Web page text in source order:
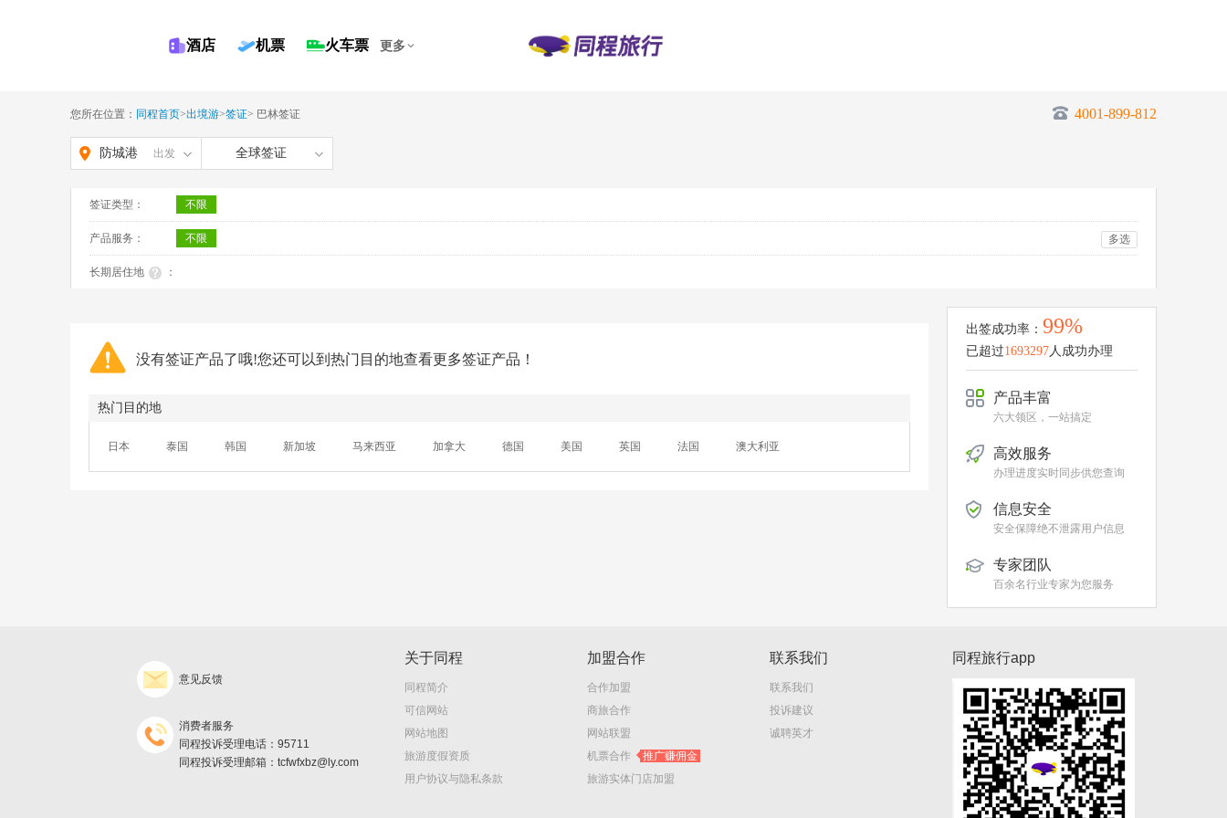
酒店 机票 火车票 更多
您所在位置： 同程首页>出境游>签证> 巴林签证 4001-899-812
防城港 出发 全球签证
签证类型： 不限
产品服务： 不限 多选
长期居住地 ：
没有签证产品了哦!您还可以到热门目的地查看更多签证产品！
热门目的地
日本 泰国 韩国 新加坡 马来西亚 加拿大 德国 美国 英国 法国 澳大利亚
出签成功率： 99%
已超过1693297人成功办理
产品丰富
六大领区，一站搞定
高效服务
办理进度实时同步供您查询
信息安全
安全保障绝不泄露用户信息
专家团队
百余名行业专家为您服务
意见反馈
消费者服务
同程投诉受理电话：95711
同程投诉受理邮箱：tcfwfxbz@ly.com
关于同程
同程简介
可信网站
网站地图
旅游度假资质
用户协议与隐私条款
加盟合作
合作加盟
商旅合作
网站联盟
机票合作
推广赚佣金
旅游实体门店加盟
联系我们
联系我们
投诉建议
诚聘英才
同程旅行app